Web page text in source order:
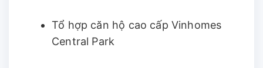
Tổ hợp căn hộ cao cấp Vinhomes
Central Park